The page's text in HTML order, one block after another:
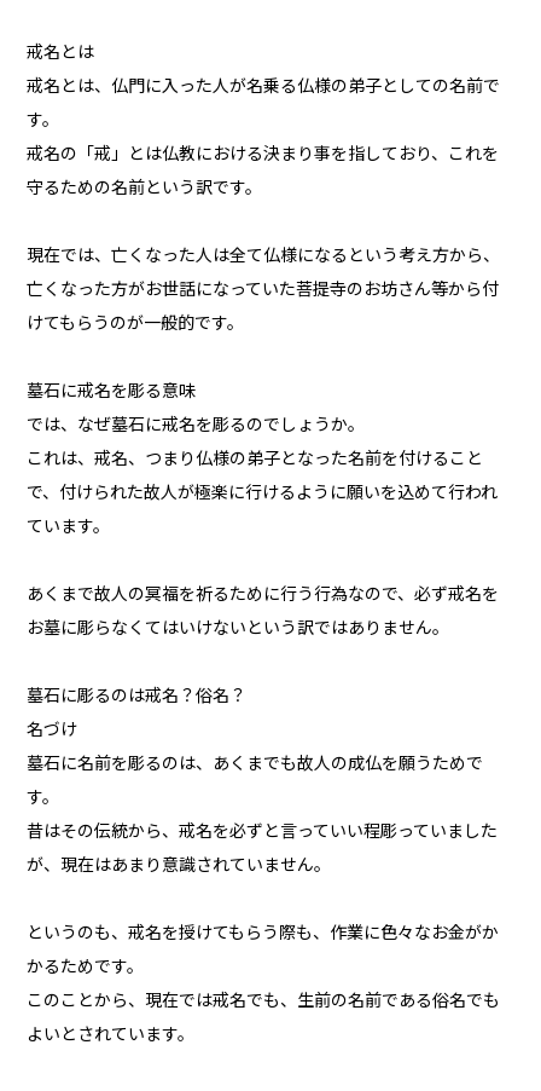
戒名とは
戒名とは、仏門に入った人が名乗る仏様の弟子としての名前で
す。
戒名の「戒」とは仏教における決まり事を指しており、これを
守るための名前という訳です。
現在では、亡くなった人は全て仏様になるという考え方から、
亡くなった方がお世話になっていた菩提寺のお坊さん等から付
けてもらうのが一般的です。
墓石に戒名を彫る意味
では、なぜ墓石に戒名を彫るのでしょうか。
これは、戒名、つまり仏様の弟子となった名前を付けること
で、付けられた故人が極楽に行けるように願いを込めて行われ
ています。
あくまで故人の冥福を祈るために行う行為なので、必ず戒名を
お墓に彫らなくてはいけないという訳ではありません。
墓石に彫るのは戒名？俗名？
名づけ
墓石に名前を彫るのは、あくまでも故人の成仏を願うためで
す。
昔はその伝統から、戒名を必ずと言っていい程彫っていました
が、現在はあまり意識されていません。
というのも、戒名を授けてもらう際も、作業に色々なお金がか
かるためです。
このことから、現在では戒名でも、生前の名前である俗名でも
よいとされています。